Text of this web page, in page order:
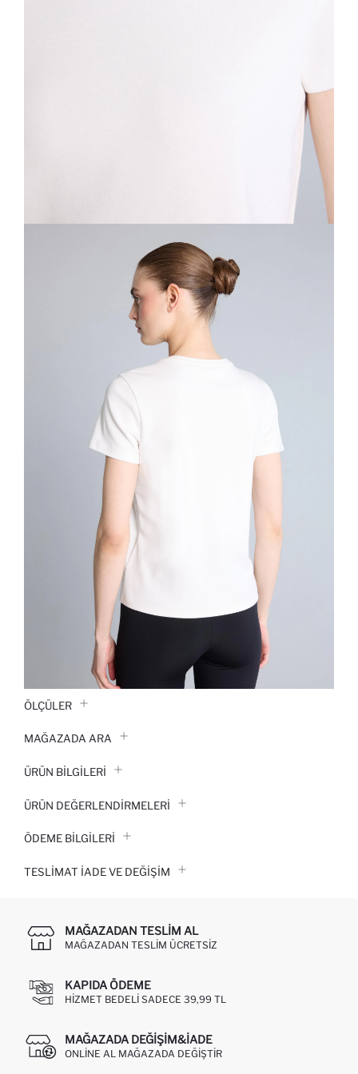
ÖLÇÜLER
MAĞAZADA ARA
ÜRÜN BILGILERI
ÜRÜN DEĞERLENDİRMELERİ
ÖDEME BİLGİLERİ
TESLIMAT İADE VE DEĞIŞIM
MAĞAZADAN TESLIM AL
MAĞAZADAN TESLIM ÜCRETSIZ
KAPIDA ÖDEME
HIZMET BEDELI SADECE 39,99 TL
MAĞAZADA DEĞIŞIM&İADE
ONLINE AL MAĞAZADA DEĞIŞTIR